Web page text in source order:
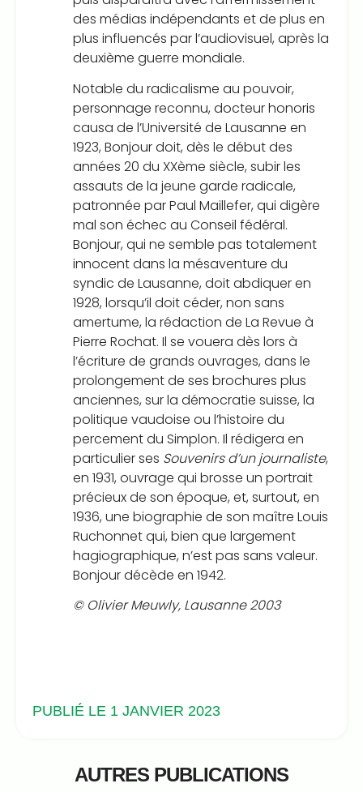
des médias indépendants et de plus en
plus influencés par l’audiovisuel, après la
deuxième guerre mondiale.
Notable du radicalisme au pouvoir,
personnage reconnu, docteur honoris
causa de l’Université de Lausanne en
1923, Bonjour doit, dès le début des
années 20 du XXème siècle, subir les
assauts de la jeune garde radicale,
patronnée par Paul Maillefer, qui digère
mal son échec au Conseil fédéral.
Bonjour, qui ne semble pas totalement
innocent dans la mésaventure du
syndic de Lausanne, doit abdiquer en
1928, lorsqu’il doit céder, non sans
amertume, la rédaction de La Revue à
Pierre Rochat. Il se vouera dès lors à
l’écriture de grands ouvrages, dans le
prolongement de ses brochures plus
anciennes, sur la démocratie suisse, la
politique vaudoise ou l’histoire du
percement du Simplon. Il rédigera en
particulier ses Souvenirs d’un journaliste,
en 1931, ouvrage qui brosse un portrait
précieux de son époque, et, surtout, en
1936, une biographie de son maître Louis
Ruchonnet qui, bien que largement
hagiographique, n’est pas sans valeur.
Bonjour décède en 1942.
© Olivier Meuwly, Lausanne 2003
PUBLIÉ LE 1 JANVIER 2023
AUTRES PUBLICATIONS